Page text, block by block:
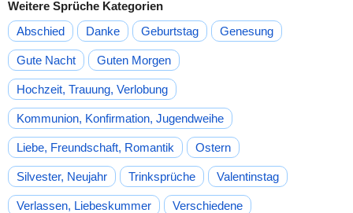
Weitere Sprüche Kategorien
Abschied
Danke Geburtstag Genesung
Gute Nacht Guten Morgen
Hochzeit, Trauung, Verlobung
Kommunion, Konfirmation, Jugendweihe
Liebe, Freundschaft, Romantik Ostern
Silvester, Neujahr Trinksprüche Valentinstag
Verlassen, Liebeskummer Verschiedene